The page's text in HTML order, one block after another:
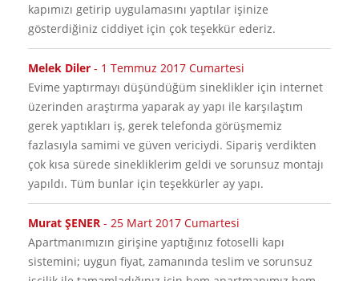
kapımızı getirip uygulamasını yaptılar işinize
gösterdiğiniz ciddiyet için çok teşekkür ederiz.
Melek Diler - 1 Temmuz 2017 Cumartesi
Evime yaptırmayı düşündüğüm sineklikler için internet
üzerinden araştırma yaparak ay yapı ile karşılaştım
gerek yaptıkları iş, gerek telefonda görüşmemiz
fazlasıyla samimi ve güven vericiydi. Sipariş verdikten
çok kısa sürede sinekliklerim geldi ve sorunsuz montajı
yapıldı. Tüm bunlar için teşekkürler ay yapı.
Murat ŞENER - 25 Mart 2017 Cumartesi
Apartmanımızın girişine yaptığınız fotoselli kapı
sistemini; uygun fiyat, zamanında teslim ve sorunsuz